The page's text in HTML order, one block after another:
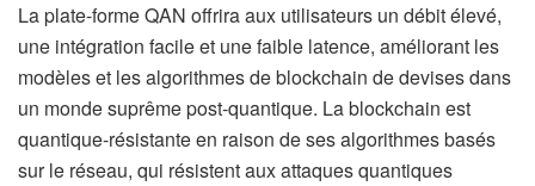
La plate-forme QAN offrira aux utilisateurs un débit élevé,
une intégration facile et une faible latence, améliorant les
modèles et les algorithmes de blockchain de devises dans
un monde suprême post-quantique. La blockchain est
quantique-résistante en raison de ses algorithmes basés
sur le réseau, qui résistent aux attaques quantiques